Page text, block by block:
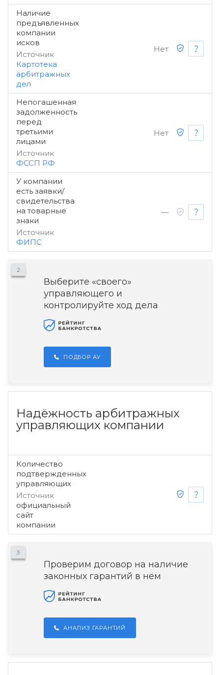
Наличие
предъявленных
компании
исков
Источник
Картотека
арбитражных
дел
Нет
Непогашенная
задолженность
перед
третьими
лицами
Источник
ФССП РФ
Нет
У компании
есть заявки/
свидетельства
на товарные
знаки
Источник
ФИПС
—
2
Выберите «своего»
управляющего и
контролируйте ход дела
ПОДБОР АУ
Надёжность арбитражных
управляющих компании
Количество
подтвержденных
управляющих
Источник
официальный
сайт
компании
3
Проверим договор на наличие
законных гарантий в нём
АНАЛИЗ ГАРАНТИЙ